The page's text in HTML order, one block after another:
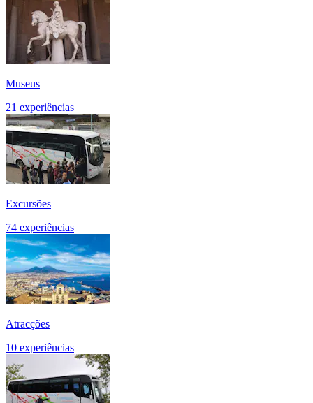
Museus
21 experiências
Excursões
74 experiências
Atracções
10 experiências